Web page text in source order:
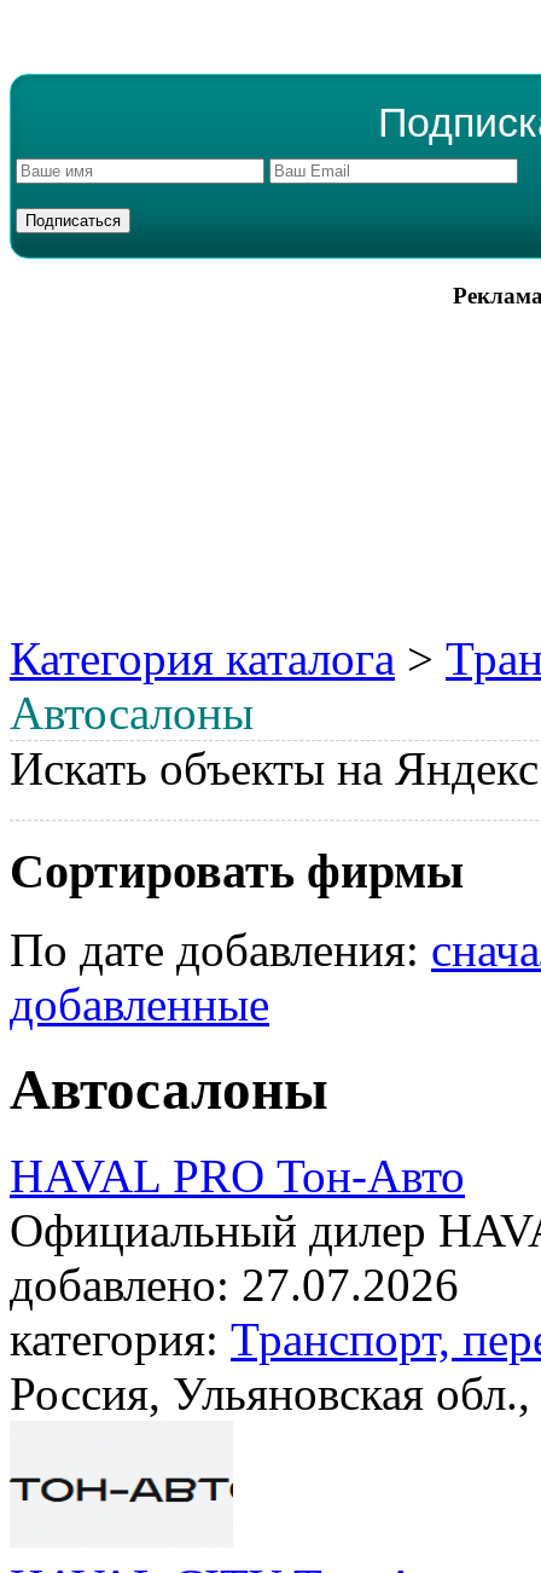
Категория каталога >
Автосалоны
Искать объекты на
Сортировать фирмы
По дате добавления:
добавленные
Автосалоны
HAVAL PRO Тон-Авто
Официальный дилер
добавлено: 27.07.2026
категория: Транспорт,
Россия, Ульяновская